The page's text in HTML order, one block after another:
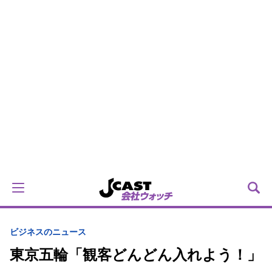
ビジネスのニュース
東京五輪「観客どんどん入れよう！」